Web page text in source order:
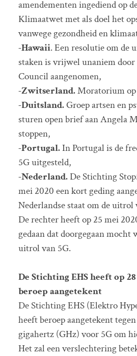
amendementen ingediend op
Klimaatwet met als doel het
vanwege gezondheid en
-Hawaii. Een resolutie om de
staken is vrijwel unaniem
Council aangenomen,
-Zwitserland.Moratorium
-Duitsland.Groep artsen en
sturen open brief aan Angela
stoppen,
-Portugal.In Portugal is de
5G uitgesteld,
-Nederland.De Stichting
mei 2020 een kort geding
Nederlandse staat om de uitrol
De rechter heeft op 25 mei
gedaan dat doorgegaan mocht
uitrol van 5G.
De Stichting EHS heeft op
beroep aangetekent
De Stichting EHS (Elektro
heeft beroep aangetekent
gigahertz (GHz) voor 5G om
Het zal een verslechtering